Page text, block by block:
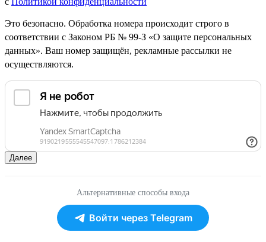
Это безопасно. Обработка номера происходит строго в
соответствии с Законом РБ № 99-З «О защите персональных
данных». Ваш номер защищён, рекламные рассылки не
осуществляются.
Далее
Альтернативные способы входа
Войти через Telegram